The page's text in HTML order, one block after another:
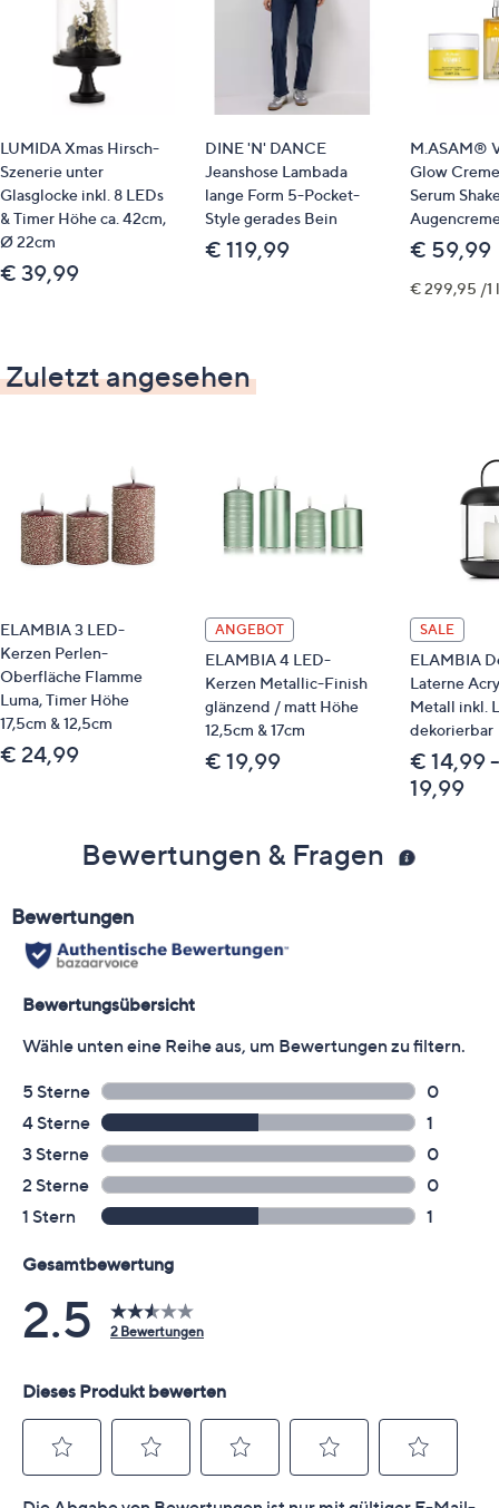
trocken abstauben
LUMIDA Xmas Hirsch-
Szenerie unter
Glasglocke inkl. 8 LEDs
& Timer Höhe ca. 42cm,
Ø 22cm
€ 39,99
DINE 'N' DANCE
Jeanshose Lambada
lange Form 5-Pocket-
Style gerades Bein
€ 119,99
M.ASAM®
Glow
Serum
€ 59,99
€ 299,95 /1 l
Zuletzt angesehen
ELAMBIA 3 LED-
Kerzen Perlen-
Oberfläche Flamme
Luma, Timer Höhe
17,5cm & 12,5cm
€ 24,99
ANGEBOT
ELAMBIA 4 LED-
Kerzen Metallic-Finish
glänzend / matt Höhe
12,5cm & 17cm
€ 19,99
SALE
ELAMBIA
Laterne
Metall inkl.
dekorierbar
€ 14,99
19,99
Bewertungen & Fragen